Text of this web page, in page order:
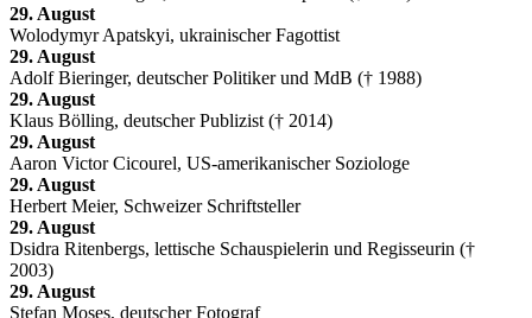
29. August
Wolodymyr Apatskyi, ukrainischer Fagottist
29. August
Adolf Bieringer, deutscher Politiker und MdB († 1988)
29. August
Klaus Bölling, deutscher Publizist († 2014)
29. August
Aaron Victor Cicourel, US-amerikanischer Soziologe
29. August
Herbert Meier, Schweizer Schriftsteller
29. August
Dsidra Ritenbergs, lettische Schauspielerin und Regisseurin (†
2003)
29. August
Stefan Moses, deutscher Fotograf